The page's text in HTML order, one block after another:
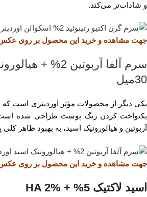
و شاداب‌تر می‌کند.
جهت مشاهده و خرید این محصول بر روی عکس
سرم آلفا آربوتین
30میل
یکی دیگر از محصولات مؤثر اوردینری است
یکنواخت کردن رنگ پوست طراحی شده است.
آربوتین و هیالورونیک اسید، به بهبود ظاهر
جهت مشاهده و خرید این محصول بر روی عکس
اسید لاکتیک 5% + HA 2%